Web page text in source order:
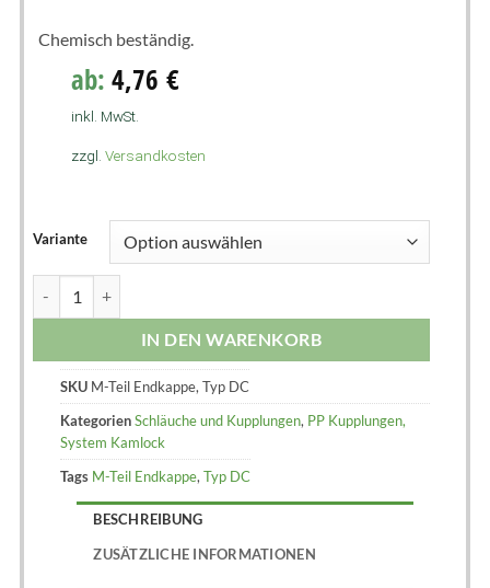
Chemisch beständig.
ab: 4,76 €
inkl. MwSt.
zzgl. Versandkosten
Variante
IN DEN WARENKORB
SKU M-Teil Endkappe, Typ DC
KategorienSchläuche und Kupplungen, PP Kupplungen,
System Kamlock
Tags M-Teil Endkappe, Typ DC
BESCHREIBUNG
ZUSÄTZLICHE INFORMATIONEN